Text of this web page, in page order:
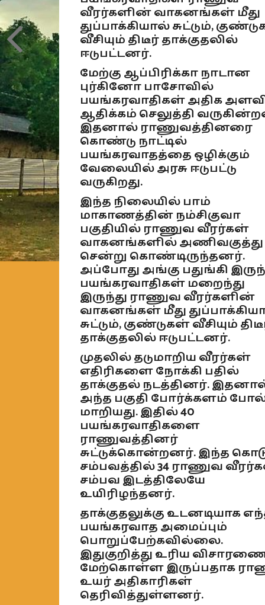
வீரர்களின் வாகனங்கள் மீது
துப்பாக்கியால் சுட்டும்,
வீசியும் திடீர் தாக்குதலில்
ஈடுபட்டனர்.
மேற்கு ஆப்பிரிக்கா நாடான
புர்கினோ பாசோவில்
பயங்கரவாதிகள் அதிக
ஆதிக்கம் செலுத்தி
இதனால் ராணுவத்தினரை
கொண்டு நாட்டில்
பயங்கரவாதத்தை ஒழிக்கும்
வேலையில் அரசு ஈடுபட்டு
வருகிறது.
இந்த நிலையில் பாம்
மாகாணத்தின் நம்சிகுவா
பகுதியில் ராணுவ வீரர்கள்
வாகனங்களில் அணிவகுத்து
சென்று கொண்டிருந்தனர்.
அப்போது அங்கு பதுங்கி
பயங்கரவாதிகள் மறைந்து
இருந்து ராணுவ வீரர்களின்
வாகனங்கள் மீது
சுட்டும், குண்டுகள் வீசியும்
தாக்குதலில் ஈடுபட்டனர்.
முதலில் தடுமாறிய வீரர்கள்
எதிரிகளை நோக்கி பதில்
தாக்குதல் நடத்தினர்.
அந்த பகுதி போர்க்களம்
மாறியது. இதில் 40
பயங்கரவாதிகளை
ராணுவத்தினர்
சுட்டுக்கொன்றனர். இந்த
சம்பவத்தில் 34 ராணுவ
சம்பவ இடத்திலேயே
உயிரிழந்தனர்.
தாக்குதலுக்கு உடனடியாக
பயங்கரவாத அமைப்பும்
பொறுப்பேற்கவில்லை.
இதுகுறித்து உரிய
மேற்கொள்ள இருப்பதாக
உயர் அதிகாரிகள்
தெரிவித்துள்ளனர்.